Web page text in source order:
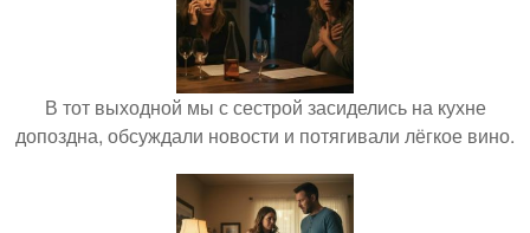
В тот выходной мы с сестрой засиделись на кухне
допоздна, обсуждали новости и потягивали лёгкое вино.